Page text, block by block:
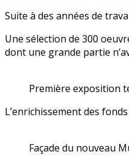
Suite à des années de
Une sélection de 300
dont une grande partie
Première exposition
L’enrichissement des
Façade du nouveau